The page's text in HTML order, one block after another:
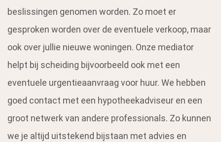
beslissingen genomen worden. Zo moet er
gesproken worden over de eventuele verkoop, maar
ook over jullie nieuwe woningen. Onze mediator
helpt bij scheiding bijvoorbeeld ook met een
eventuele urgentieaanvraag voor huur. We hebben
goed contact met een hypotheekadviseur en een
groot netwerk van andere professionals. Zo kunnen
we je altijd uitstekend bijstaan met advies en